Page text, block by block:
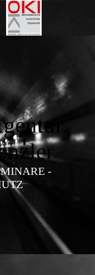
-